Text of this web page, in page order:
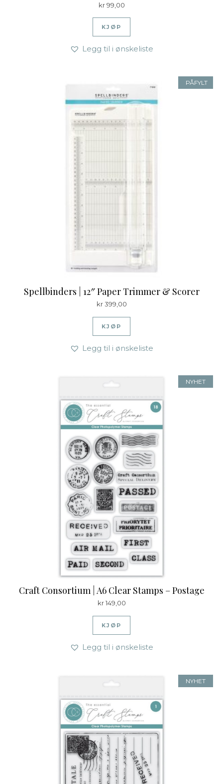
kr99,00
KJØP
Legg til i ønskeliste
PÅFYLT
Spellbinders | 12″ Paper Trimmer & Scorer
kr399,00
KJØP
Legg til i ønskeliste
NYHET
Craft Consortium | A6 Clear Stamps – Postage
kr149,00
KJØP
Legg til i ønskeliste
NYHET